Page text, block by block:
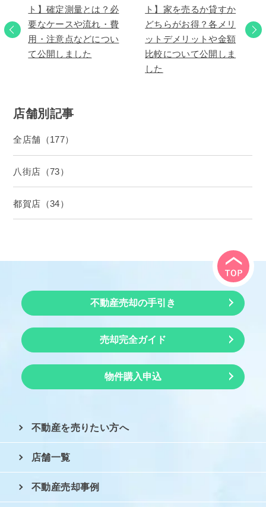
ト】確定測量とは？必
要なケースや流れ・費
用・注意点などについ
て公開しました
ト】家を売るか貸すか
どちらがお得？各メリ
ットデメリットや金額
比較について公開しま
した
店舗別記事
全店舗（177）
八街店（73）
都賀店（34）
不動産売却の手引き
売却完全ガイド
物件購入申込
不動産を売りたい方へ
店舗一覧
不動産売却事例